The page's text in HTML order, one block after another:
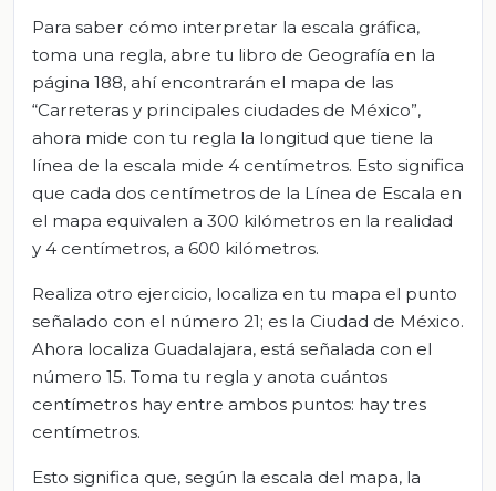
Para saber cómo interpretar la escala gráfica,
toma una regla, abre tu libro de Geografía en la
página 188, ahí encontrarán el mapa de las
“Carreteras y principales ciudades de México”,
ahora mide con tu regla la longitud que tiene la
línea de la escala mide 4 centímetros. Esto significa
que cada dos centímetros de la Línea de Escala en
el mapa equivalen a 300 kilómetros en la realidad
y 4 centímetros, a 600 kilómetros.
Realiza otro ejercicio, localiza en tu mapa el punto
señalado con el número 21; es la Ciudad de México.
Ahora localiza Guadalajara, está señalada con el
número 15. Toma tu regla y anota cuántos
centímetros hay entre ambos puntos: hay tres
centímetros.
Esto significa que, según la escala del mapa, la